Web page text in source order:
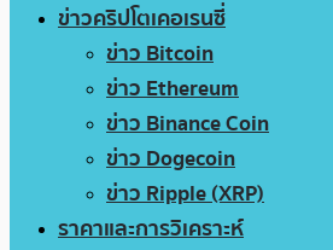
ข่าวคริปโตเคอเรนซี่
ข่าว Bitcoin
ข่าว Ethereum
ข่าว Binance Coin
ข่าว Dogecoin
ข่าว Ripple (XRP)
ราคาและการวิเคราะห์